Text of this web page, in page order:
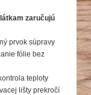
zaručujú
prvok súpravy
fólie bez
teploty
lišty prekročí